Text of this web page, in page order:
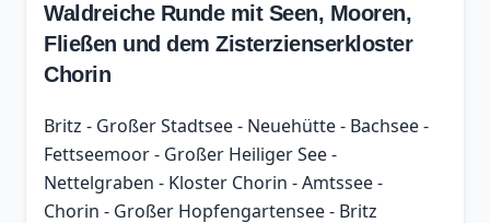
Waldreiche Runde mit Seen, Mooren,
Fließen und dem Zisterzienserkloster
Chorin
Britz - Großer Stadtsee - Neuehütte - Bachsee -
Fettseemoor - Großer Heiliger See -
Nettelgraben - Kloster Chorin - Amtssee -
Chorin - Großer Hopfengartensee - Britz